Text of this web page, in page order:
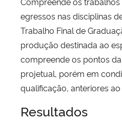
egressos nas disciplinas
Trabalho Final de
produção destinada ao
compreende os pontos
projetual, porém em
qualificação, anteriores
Resultados